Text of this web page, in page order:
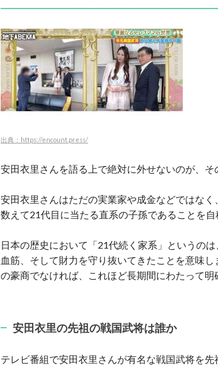
出典：https://encount.press/
安田衣里さんを語る上で絶対に外せないのが、そ
安田衣里さんはただの実業家や成金などではな
数えて21代目に当たる直系の子孫であることを自
日本の歴史において「21代続く家系」というの
血筋、そして財力を守り抜いてきたことを意味
の豪商でなければ、これほど長期間にわたって
安田衣里の先祖の戦国武将は誰か
テレビ番組で安田衣里さんが有名な戦国武将を先